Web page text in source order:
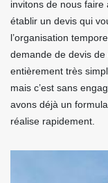
invitons de nous faire
établir un devis qui
l’organisation
demande de devis
entièrement très
mais c’est sans
avons déjà un
réalise rapidement.